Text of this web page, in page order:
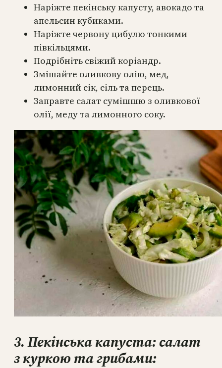
Наріжте пекінську капусту, авокадо та
апельсин кубиками.
Наріжте червону цибулю тонкими
півкільцями.
Подрібніть свіжий коріандр.
Змішайте оливкову олію, мед,
лимонний сік, сіль та перець.
Заправте салат сумішшю з оливкової
олії, меду та лимонного соку.
3. Пекінська капуста: салат
з куркою та грибами: